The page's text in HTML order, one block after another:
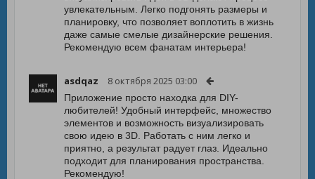
увлекательным. Легко подгонять размеры и
планировку, что позволяет воплотить в жизнь
даже самые смелые дизайнерские решения.
Рекомендую всем фанатам интерьера!
asdqaz 8 октября 2025 03:00
Приложение просто находка для DIY-
любителей! Удобный интерфейс, множество
элементов и возможность визуализировать
свою идею в 3D. Работать с ним легко и
приятно, а результат радует глаз. Идеально
подходит для планирования пространства.
Рекомендую!